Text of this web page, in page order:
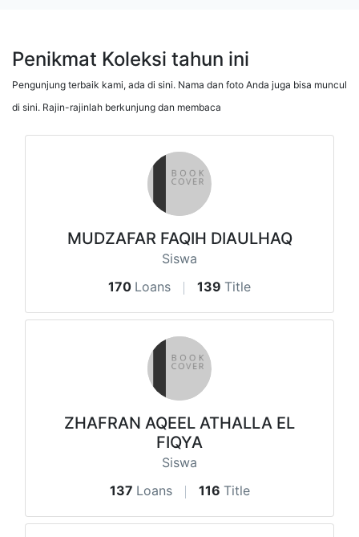
Penikmat Koleksi tahun ini
Pengunjung terbaik kami, ada di sini. Nama dan foto Anda juga bisa muncul
di sini. Rajin-rajinlah berkunjung dan membaca
MUDZAFAR FAQIH DIAULHAQ
Siswa
170 Loans 139 Title
ZHAFRAN AQEEL ATHALLA EL
FIQYA
Siswa
137 Loans 116 Title